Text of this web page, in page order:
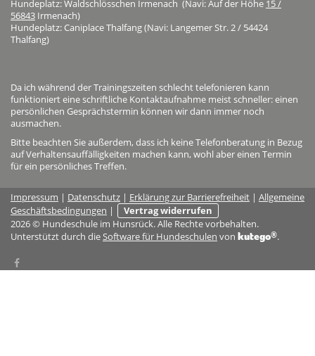
Hundeplatz: Waldschlösschen Irmenach (Navi: Auf der Höhe 15 /
56843 Irmenach)
Hundeplatz: Caniplace Thalfang (Navi: Langemer Str. 2 / 54424
Thalfang)
Da ich während der Trainingszeiten schlecht telefonieren kann
funktioniert eine schriftliche Kontaktaufnahme meist schneller: einen
persönlichen Gesprächstermin können wir dann immer noch
ausmachen.
Bitte beachten Sie außerdem, dass ich keine Telefonberatung in Bezug
auf Verhaltensauffälligkeiten machen kann, wohl aber einen Termin
für ein persönliches Treffen.
Impressum | Datenschutz | Erklärung zur Barrierefreiheit | Allgemeine
Geschäftsbedingungen |
Vertrag widerrufen
2026 © Hundeschule im Hunsrück. Alle Rechte vorbehalten.
Unterstützt durch dieSoftware für Hundeschulen von kutego®.